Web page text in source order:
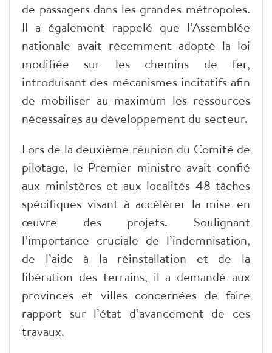
de passagers dans les grandes métropoles.
Il a également rappelé que l’Assemblée
nationale avait récemment adopté la loi
modifiée sur les chemins de fer,
introduisant des mécanismes incitatifs afin
de mobiliser au maximum les ressources
nécessaires au développement du secteur.
Lors de la deuxième réunion du Comité de
pilotage, le Premier ministre avait confié
aux ministères et aux localités 48 tâches
spécifiques visant à accélérer la mise en
œuvre des projets. Soulignant
l’importance cruciale de l’indemnisation,
de l’aide à la réinstallation et de la
libération des terrains, il a demandé aux
provinces et villes concernées de faire
rapport sur l’état d’avancement de ces
travaux.